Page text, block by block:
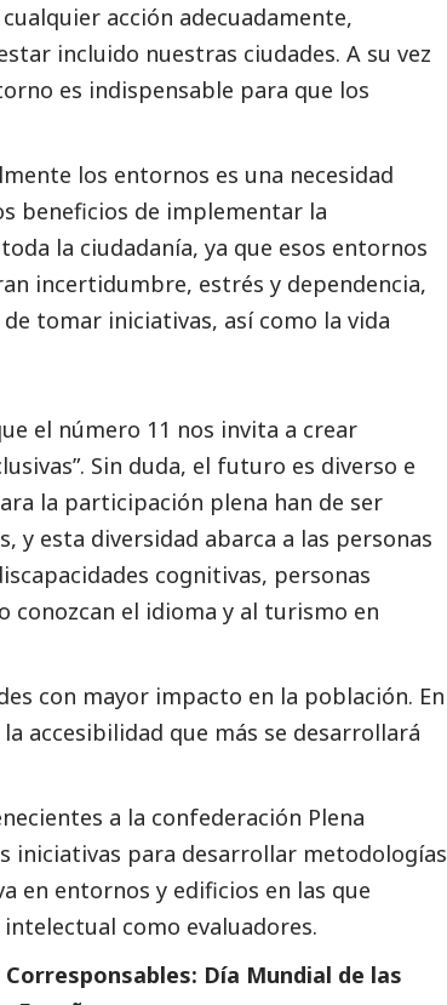
acción adecuadamente,
incluido nuestras ciudades. A su vez
es indispensable para que los
los entornos es una necesidad
beneficios de implementar la
la ciudadanía, ya que esos entornos
incertidumbre, estrés y dependencia,
tomar iniciativas, así como la vida
el número 11 nos invita a crear
Sin duda, el futuro es diverso e
la participación plena han de ser
y esta diversidad abarca a las personas
cognitivas, personas
conozcan el idioma y al turismo en
con mayor impacto en la población. En
accesibilidad que más se desarrollará
a la confederación Plena
iniciativas para desarrollar metodologías
en entornos y edificios en las que
como evaluadores.
Día Mundial de las